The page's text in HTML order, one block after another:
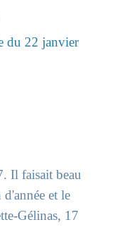
du 22 janvier
Il faisait beau
et le
Gélinas, 17